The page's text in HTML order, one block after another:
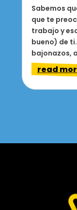
Sabemos
que te
trabajo y
bueno) de
bajonazos,
read